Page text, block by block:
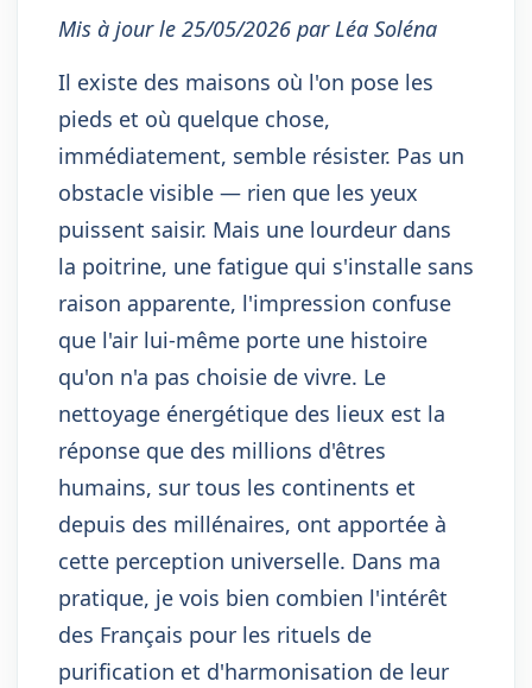
Mis à jour le 25/05/2026 par Léa Soléna
Il existe des maisons où l'on pose les
pieds et où quelque chose,
immédiatement, semble résister. Pas un
obstacle visible — rien que les yeux
puissent saisir. Mais une lourdeur dans
la poitrine, une fatigue qui s'installe sans
raison apparente, l'impression confuse
que l'air lui-même porte une histoire
qu'on n'a pas choisie de vivre. Le
nettoyage énergétique des lieux est la
réponse que des millions d'êtres
humains, sur tous les continents et
depuis des millénaires, ont apportée à
cette perception universelle. Dans ma
pratique, je vois bien combien l'intérêt
des Français pour les rituels de
purification et d'harmonisation de leur